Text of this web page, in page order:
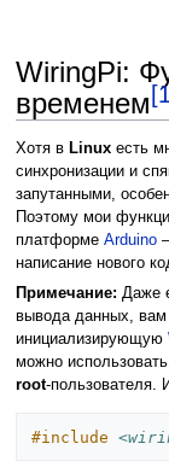
WiringPi:
временем
Хотя в Linuxесть
синхронизации и
запутанными,
Поэтому мои
платформе Arduino–
написание нового
Примечание: Даже
вывода данных,
инициализирующую
можно
root-пользователя.
#include